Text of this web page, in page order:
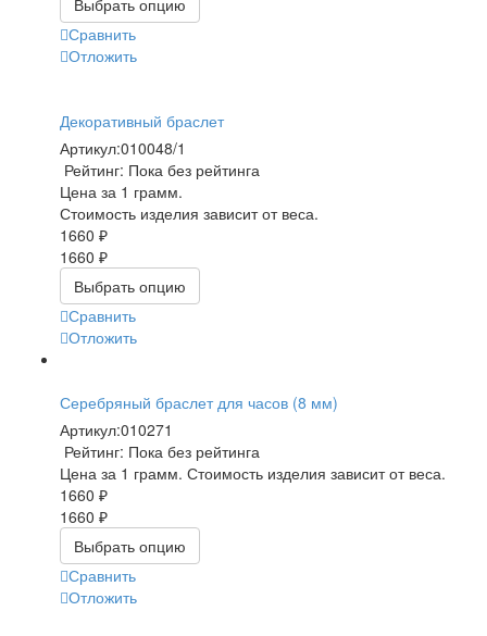
Сравнить
Отложить
Декоративный браслет
Артикул:010048/1
Рейтинг: Пока без рейтинга
Цена за 1 грамм.
Стоимость изделия зависит от веса.
1660 ₽
1660 ₽
Выбрать опцию
Сравнить
Отложить
Серебряный браслет для часов (8 мм)
Артикул:010271
Рейтинг: Пока без рейтинга
Цена за 1 грамм. Стоимость изделия зависит от веса.
1660 ₽
1660 ₽
Выбрать опцию
Сравнить
Отложить